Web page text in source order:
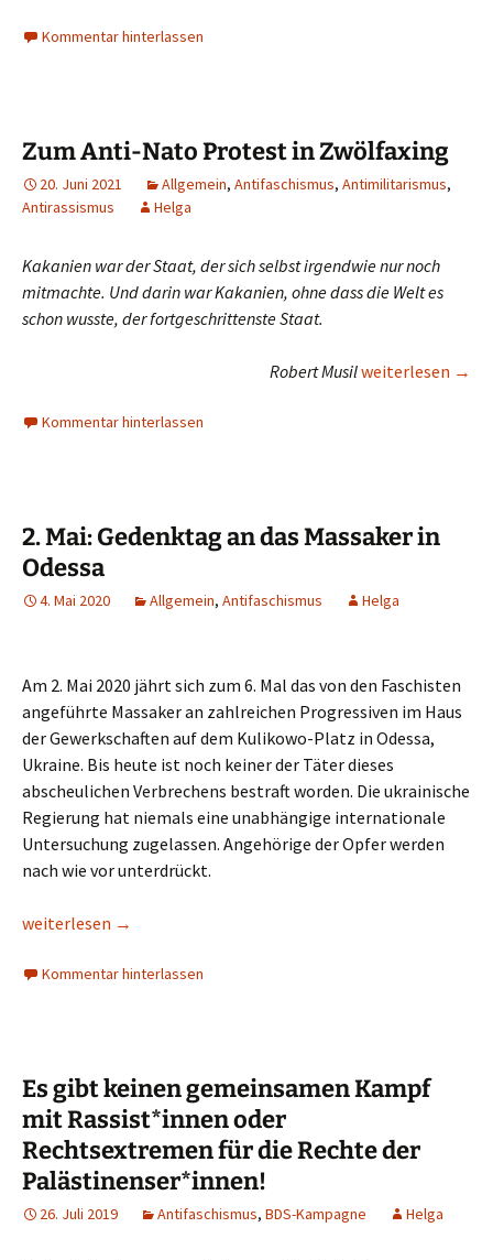
Kommentar hinterlassen
Zum Anti-Nato Protest in Zwölfaxing
20. Juni 2021 Allgemein, Antifaschismus, Antimilitarismus,
Antirassismus
Helga
Kakanien war der Staat, der sich selbst irgendwie nur noch
mitmachte. Und darin war Kakanien, ohne dass die Welt es
schon wusste, der fortgeschrittenste Staat.
Robert MusilZum Anti-Nato
weiterlesen →
Kommentar hinterlassen
2. Mai: Gedenktag an das Massaker in
Odessa
4. Mai 2020 Allgemein, Antifaschismus Helga
Am 2. Mai 2020 jährt sich zum 6. Mal das von den Faschisten
angeführte Massaker an zahlreichen Progressiven im Haus
der Gewerkschaften auf dem Kulikowo-Platz in Odessa,
Ukraine. Bis heute ist noch keiner der Täter dieses
abscheulichen Verbrechens bestraft worden. Die ukrainische
Regierung hat niemals eine unabhängige internationale
Untersuchung zugelassen. Angehörige der Opfer werden
nach wie vor unterdrückt.
2. Mai: Gedenktag an das Massaker in Odessa
weiterlesen →
Kommentar hinterlassen
Es gibt keinen gemeinsamen Kampf
mit Rassist*innen oder
Rechtsextremen für die Rechte der
Palästinenser*innen!
26. Juli 2019 Antifaschismus, BDS-Kampagne Helga